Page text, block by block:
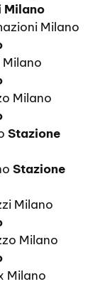
Milano
Milano
Milano
Milano
Stazione
Stazione
Milano
Milano
Milano